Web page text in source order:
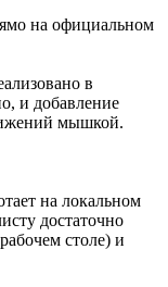
на официальном
в
и добавление
мышкой.
на локальном
достаточно
столе) и